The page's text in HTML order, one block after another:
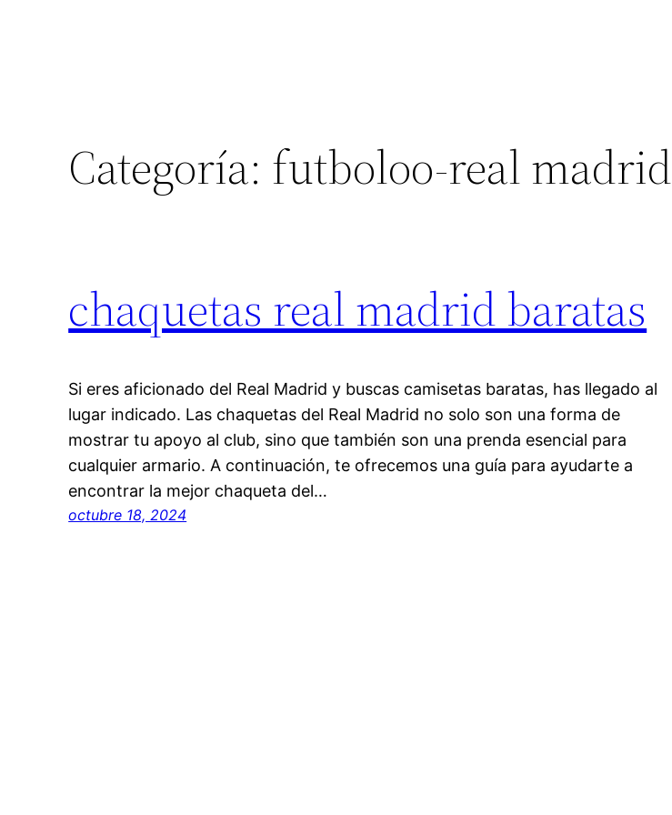
Categoría: futboloo-real madrid
chaquetas real madrid baratas
Si eres aficionado del Real Madrid y buscas camisetas baratas, has llegado al
lugar indicado. Las chaquetas del Real Madrid no solo son una forma de
mostrar tu apoyo al club, sino que también son una prenda esencial para
cualquier armario. A continuación, te ofrecemos una guía para ayudarte a
encontrar la mejor chaqueta del…
octubre 18, 2024